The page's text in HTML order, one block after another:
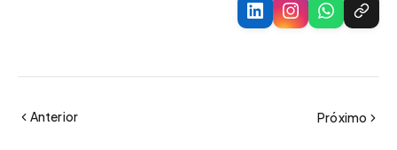
Anterior Próximo